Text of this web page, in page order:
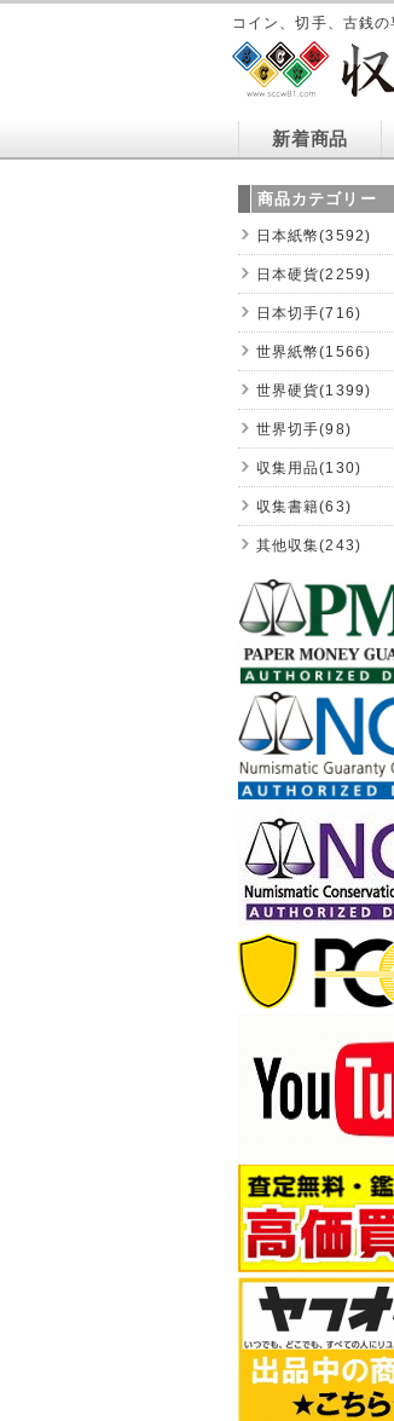
コイン、切手、古銭
新着商品
商品カテゴリー
日本紙幣(3592)
日本硬貨(2259)
日本切手(716)
世界紙幣(1566)
世界硬貨(1399)
世界切手(98)
収集用品(130)
収集書籍(63)
其他収集(243)